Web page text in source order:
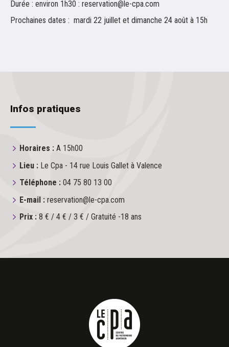
Durée : environ 1h30 : reservation@le-cpa.com
Prochaines dates : mardi 22 juillet et dimanche 24 août à 15h
Infos pratiques
Horaires : A 15h00
Lieu : Le Cpa - 14 rue Louis Gallet à Valence
Téléphone : 04 75 80 13 00
E-mail : reservation@le-cpa.com
Prix : 8 € / 4 € / 3 € / Gratuité -18 ans